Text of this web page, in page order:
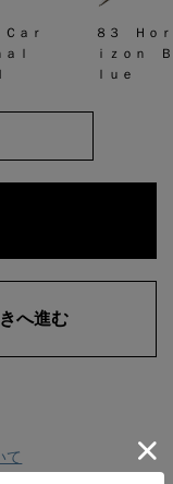
ａｒ
ａｌ
８３ Ｈｏｒ
ｉｚｏｎ Ｂ
ｌｕｅ
て